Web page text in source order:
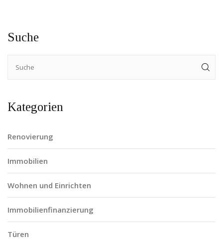
Suche
Kategorien
Renovierung
Immobilien
Wohnen und Einrichten
Immobilienfinanzierung
Türen